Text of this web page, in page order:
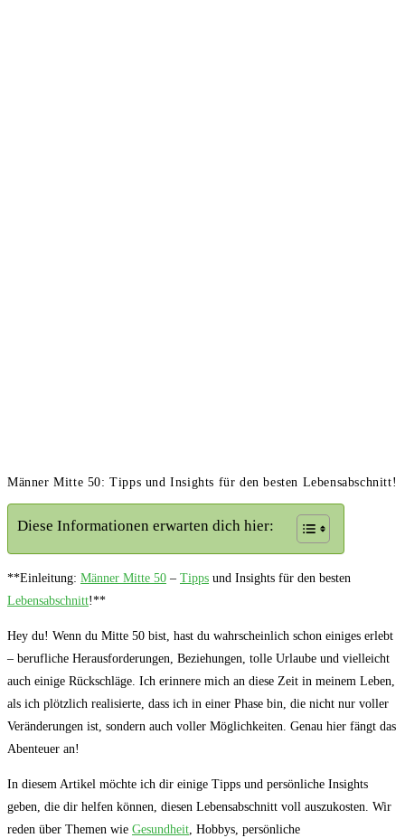
Männer Mitte 50: Tipps und Insights für den besten Lebensabschnitt!
Diese Informationen erwarten dich hier:
**Einleitung: Männer Mitte 50 – Tipps und Insights für den besten
Lebensabschnitt!**
Hey du! Wenn du Mitte 50 bist, hast du wahrscheinlich schon einiges erlebt
– berufliche Herausforderungen, Beziehungen, tolle Urlaube und vielleicht
auch einige Rückschläge. Ich erinnere mich an diese Zeit in meinem Leben,
als ich plötzlich realisierte, dass ich in einer Phase bin, die nicht nur voller
Veränderungen ist, sondern auch voller Möglichkeiten. Genau hier fängt das
Abenteuer an!
In diesem Artikel möchte ich dir einige Tipps und persönliche Insights
geben, die dir helfen können, diesen Lebensabschnitt voll auszukosten. Wir
reden über Themen wie Gesundheit , Hobbys, persönliche